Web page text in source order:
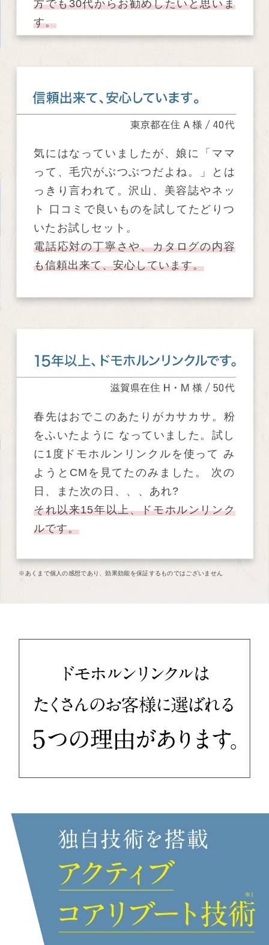
方でも30代からお勧めしたいと思いま
す。
気にはなっていましたが、娘に「ママ
って、毛穴がぶつぶつだよね。」とは
っきり言われて。沢山、美容誌やネッ
ト 口コミで良いものを試してたどりつ
いたお試しセット。
電話応対の丁寧さや、カタログの内容
も信頼出来て、安心しています。
春先はおでこのあたりがカサカサ。粉
をふいたように なっていました。試し
に1度ドモホルンリンクルを使って み
ようとCMを見てたのみました。 次の
日、また次の日、、、あれ?
それ以来15年以上、ドモホルンリンク
ルです。
※あくまで個人の感想であり、効果効能を保証するものではございません